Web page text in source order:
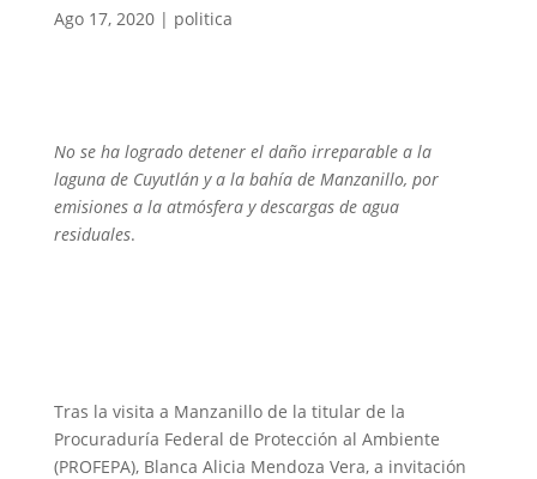
Ago 17, 2020| politica
No se ha logrado detener el daño irreparable a la
laguna de Cuyutlán y a la bahía de Manzanillo, por
emisiones a la atmósfera y descargas de agua
residuales.
Tras la visita a Manzanillo de la titular de la
Procuraduría Federal de Protección al Ambiente
(PROFEPA), Blanca Alicia Mendoza Vera, a invitación